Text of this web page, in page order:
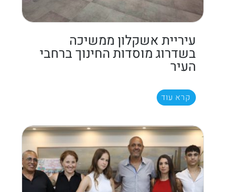
עיריית אשקלון ממשיכה
בשדרוג מוסדות החינוך ברחבי
העיר
קרא עוד